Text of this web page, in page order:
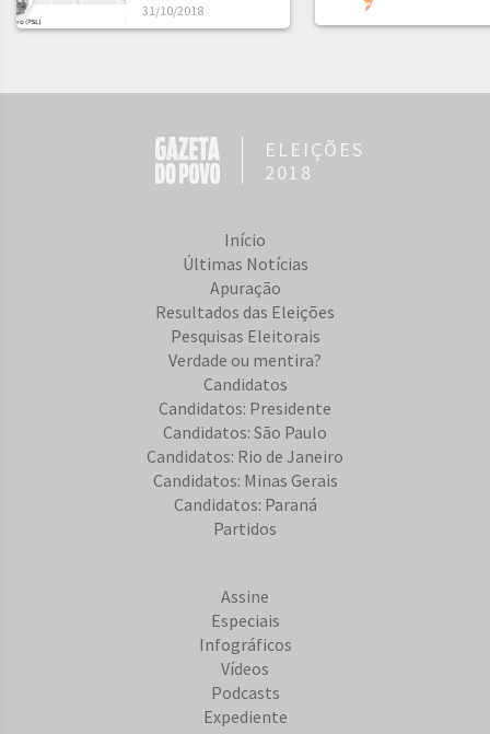
31/10/2018
ELEIÇÕES
2018
Início
Últimas Notícias
Apuração
Resultados das Eleições
Pesquisas Eleitorais
Verdade ou mentira?
Candidatos
Candidatos: Presidente
Candidatos: São Paulo
Candidatos: Rio de Janeiro
Candidatos: Minas Gerais
Candidatos: Paraná
Partidos
Assine
Especiais
Infográficos
Vídeos
Podcasts
Expediente